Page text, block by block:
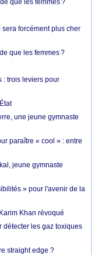
que les femmes ?
forcément plus cher
que les femmes ?
: trois leviers pour
une jeune gymnaste
paraître « cool » : entre
jeune gymnaste
» pour l'avenir de la
Khan révoqué
détecter les gaz toxiques
straight edge ?